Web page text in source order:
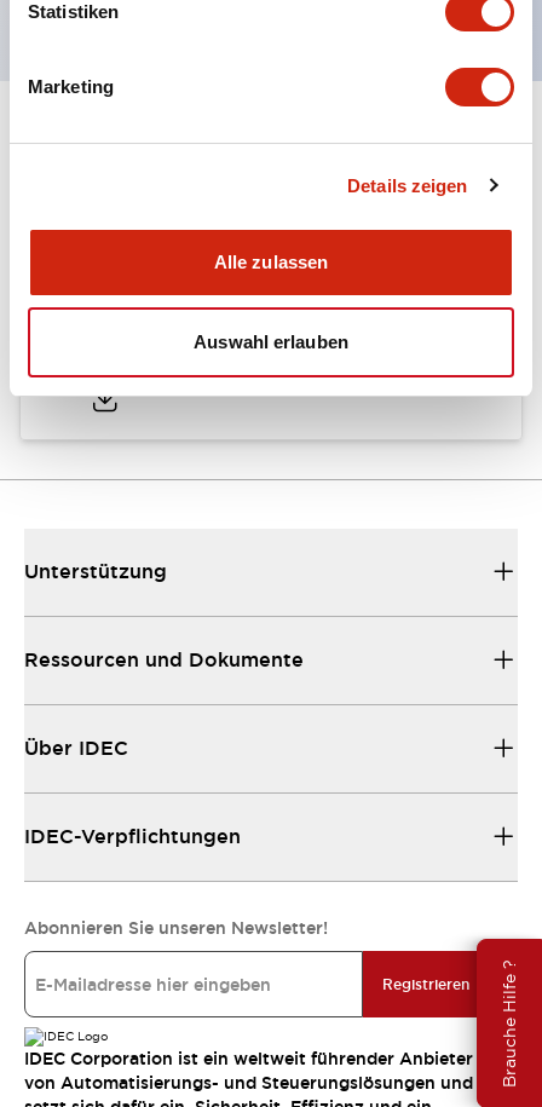
Statistiken
Marketing
Details zeigen
Alle zulassen
Auswahl erlauben
Brauche Hilfe ?
Dokumente und Dateien
Kataloge & Broschüren
Unterstützung
Ressourcen und Dokumente
Über IDEC
IDEC-Verpflichtungen
Abonnieren Sie unseren Newsletter!
Registrieren
IDEC Corporation ist ein weltweit führender Anbieter
von Automatisierungs- und Steuerungslösungen und